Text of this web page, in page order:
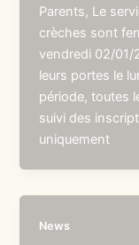
Parents, Le
crèches sont
vendredi 02/01/
leurs portes le
période, toutes
suivi des
uniquement
News